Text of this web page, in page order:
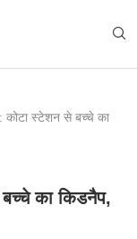
स्टेशन से बच्चे का
का किडनैप,